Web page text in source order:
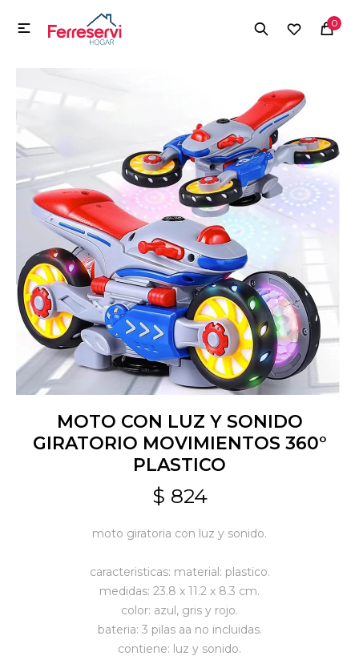
0

MOTO CON LUZ Y SONIDO
GIRATORIO MOVIMIENTOS 360°
PLASTICO
$ 824
moto giratoria con luz y sonido.
caracteristicas: material: plastico.
medidas: 23.8 x 11.2 x 8.3 cm.
color: azul, gris y rojo.
bateria: 3 pilas aa no incluidas.
contiene: luz y sonido.
MI CUENTA
Menú
Herramientas y Construcción
Electrodomésticos
Tecnología
Deportes
Camping
Jardín y Aire Libre
Juguetes y artículos para bebé
Gastronomía